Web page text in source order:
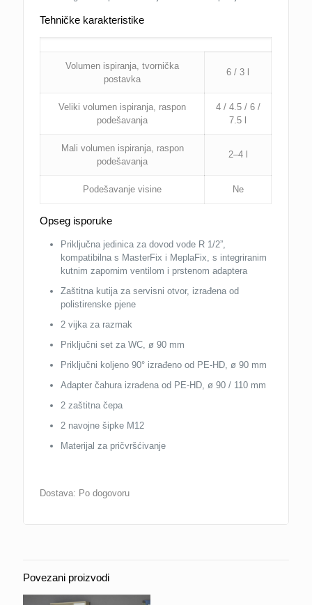
Tehničke karakteristike
Volumen ispiranja, tvornička
postavka
6 / 3 l
Veliki volumen ispiranja, raspon
podešavanja
4 / 4.5 / 6 /
7.5 l
Mali volumen ispiranja, raspon
podešavanja
2–4 l
Podešavanje visine Ne
Opseg isporuke
Priključna jedinica za dovod vode R 1/2”,
kompatibilna s MasterFix i MeplaFix, s integriranim
kutnim zapornim ventilom i prstenom adaptera
Zaštitna kutija za servisni otvor, izrađena od
polistirenske pjene
2 vijka za razmak
Priključni set za WC, ø 90 mm
Priključni koljeno 90° izrađeno od PE-HD, ø 90 mm
Adapter čahura izrađena od PE-HD, ø 90 / 110 mm
2 zaštitna čepa
2 navojne šipke M12
Materijal za pričvršćivanje
Dostava: Po dogovoru
Povezani proizvodi